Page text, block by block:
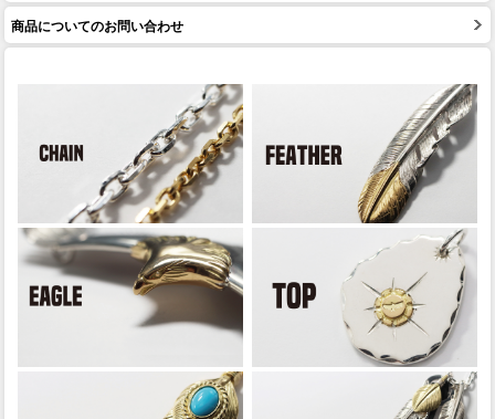
商品についてのお問い合わせ